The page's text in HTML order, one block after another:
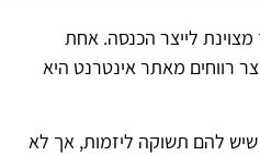
לייצר הכנסה. אחת
רווחים מאתר אינטרנט היא
שיש להם תשוקה ליזמות, אך לא